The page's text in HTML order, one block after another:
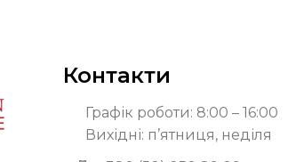
Контакти
Графік роботи: 8:00 – 16:00
Вихідні: п’ятниця, неділя